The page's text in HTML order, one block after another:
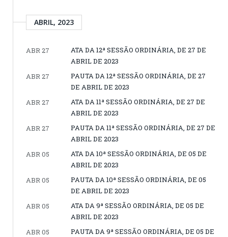
ABRIL, 2023
ABR 27
ATA DA 12ª SESSÃO ORDINÁRIA, DE 27 DE
ABRIL DE 2023
ABR 27
PAUTA DA 12ª SESSÃO ORDINÁRIA, DE 27
DE ABRIL DE 2023
ABR 27
ATA DA 11ª SESSÃO ORDINÁRIA, DE 27 DE
ABRIL DE 2023
ABR 27
PAUTA DA 11ª SESSÃO ORDINÁRIA, DE 27 DE
ABRIL DE 2023
ABR 05
ATA DA 10ª SESSÃO ORDINÁRIA, DE 05 DE
ABRIL DE 2023
ABR 05
PAUTA DA 10ª SESSÃO ORDINÁRIA, DE 05
DE ABRIL DE 2023
ABR 05
ATA DA 9ª SESSÃO ORDINÁRIA, DE 05 DE
ABRIL DE 2023
ABR 05
PAUTA DA 9ª SESSÃO ORDINÁRIA, DE 05 DE